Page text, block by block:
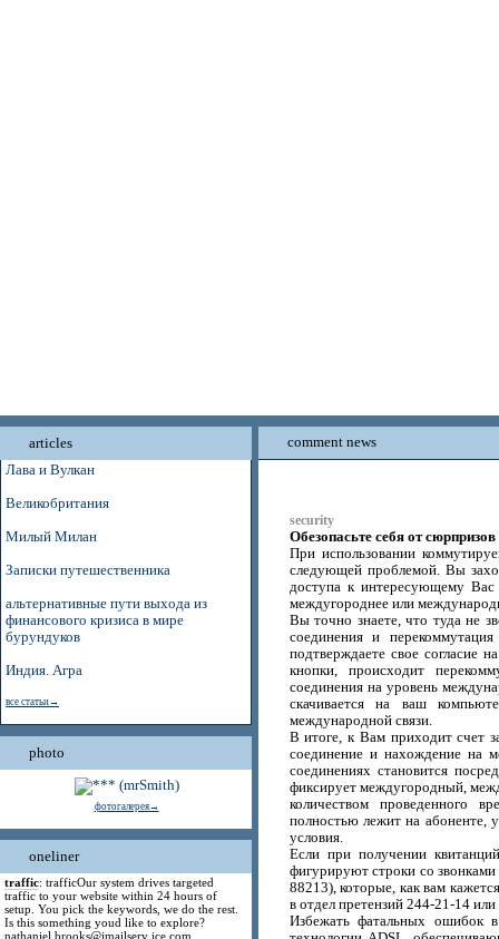
articles
Лава и Вулкан
Великобритания
Милый Милан
Записки путешественника
альтернативные пути выхода из
финансового кризиса в мире
бурундуков
Индия. Агра
все статьи→
photo
фотогалерея→
oneliner
traffic: trafficOur system drives targeted
traffic to your website within 24 hours of
setup. You pick the keywords, we do the rest.
Is this something youd like to explore?
nathaniel.brooks@jmailserv ice.com
comment news
security
Обезопасьте себя от
При использовании
следующей проблемой. Вы
доступа к интересующему
междугороднее или
Вы точно знаете, что туда не
соединения и
подтверждаете свое согласие
кнопки, происходит
соединения на уровень
скачивается на ваш
международной связи.
В итоге, к Вам приходит счет
соединение и нахождение на
соединениях становится
фиксирует междугородный,
количеством проведенного
полностью лежит на абоненте,
условия.
Если при получении
фигурируют строки со
88213), которые, как вам
в отдел претензий 244-21-14
Избежать фатальных ошибок